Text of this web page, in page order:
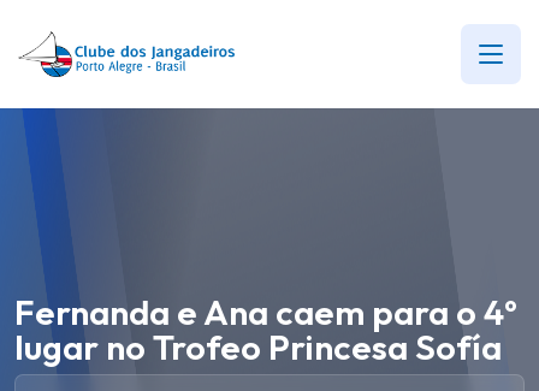
Fernanda e Ana caem para o 4º
lugar no Trofeo Princesa Sofía